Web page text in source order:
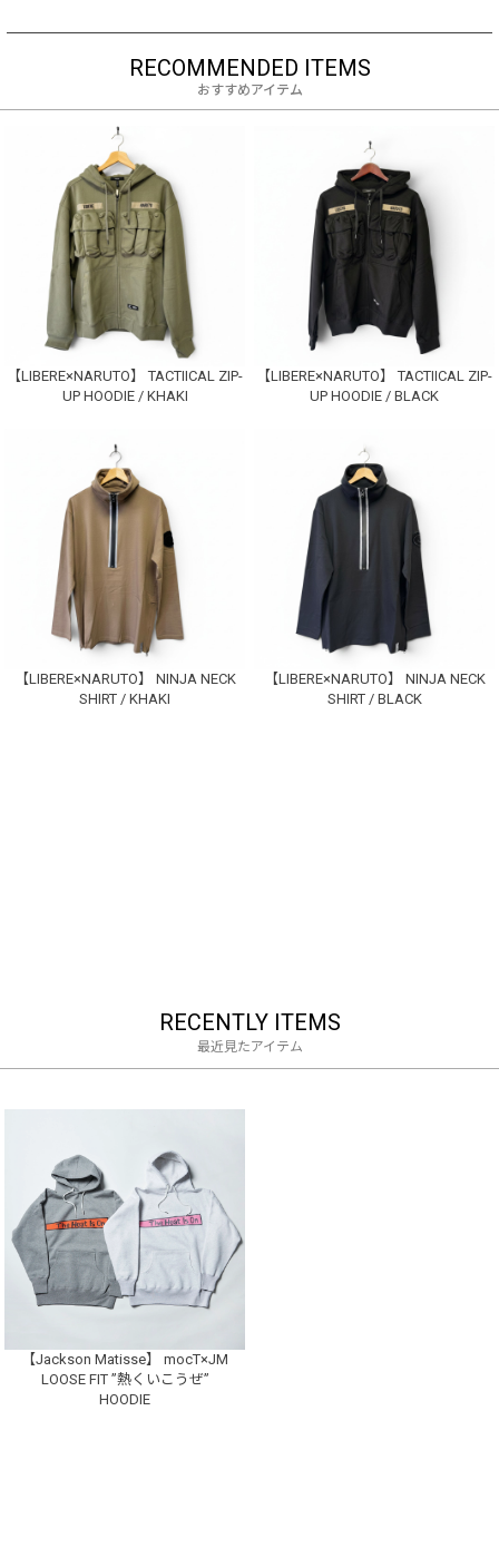
XL
L SOLD OUT
XL カートに入れる
お買い物を続ける カートへ進む
RECOMMENDED ITEMS
おすすめアイテム
【LIBERE×NARUTO】 TACTIICAL ZIP-
UP HOODIE / KHAKI
【LIBERE×NARUTO】 TACTIICAL ZIP-
UP HOODIE / BLACK
【LIBERE×NARUTO】 NINJA NECK
SHIRT / KHAKI
【LIBERE×NARUTO】 NINJA NECK
SHIRT / BLACK
RECENTLY ITEMS
最近見たアイテム
【Jackson Matisse】 mocT×JM
LOOSE FIT ”熱くいこうぜ”
HOODIE